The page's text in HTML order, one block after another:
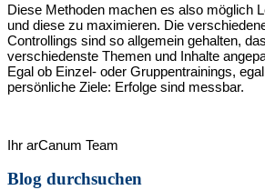
Diese Methoden machen es also möglich
und diese zu maximieren. Die
Controllings sind so allgemein gehalten,
verschiedenste Themen und Inhalte
Egal ob Einzel- oder Gruppentrainings,
persönliche Ziele: Erfolge sind messbar.
Ihr arCanum Team
Blog durchsuchen